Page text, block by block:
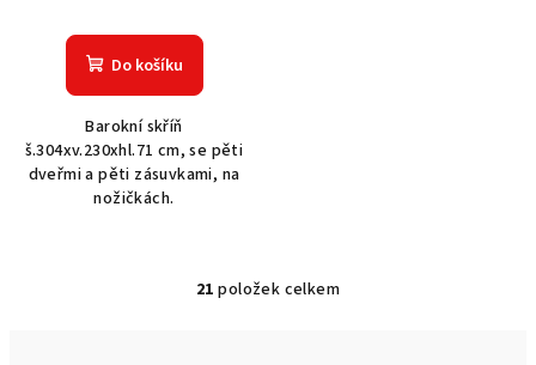
Do košíku
Barokní skříň
š.304xv.230xhl.71 cm, se pěti
dveřmi a pěti zásuvkami, na
nožičkách.
O
21 položek celkem